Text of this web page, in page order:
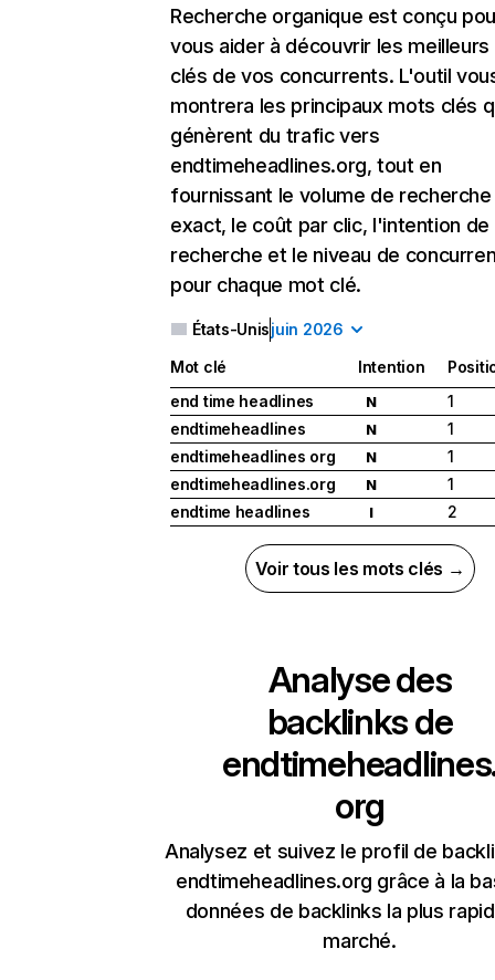
Recherche organique est conçu
vous aider à découvrir les
clés de vos concurrents. L'outil
montrera les principaux mots clés
génèrent du trafic vers
endtimeheadlines.org, tout en
fournissant le volume de recherche
exact, le coût par clic, l'intention de
recherche et le niveau de
pour chaque mot clé.
États-Unisjuin 2026
Mot clé Intention
end time headlines
N
1
endtimeheadlines
N
1
endtimeheadlines org
N
1
endtimeheadlines.org
N
1
endtime headlines
I 2
Voir tous les mots clés →
Analyse des
backlinks de
org
Analysez et suivez le profil de
endtimeheadlines.org grâce à la
données de backlinks la plus
marché.